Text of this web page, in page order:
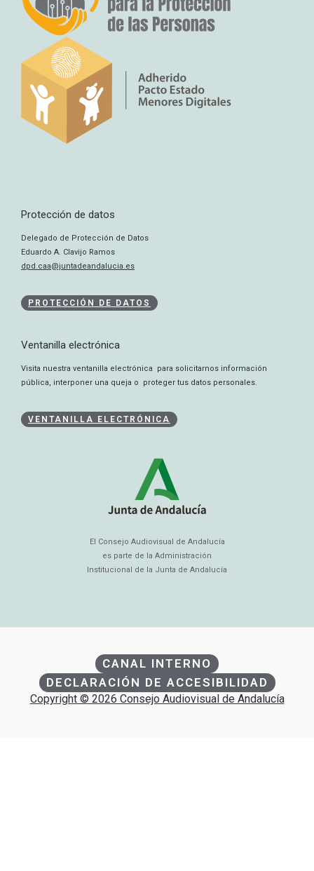
Protección de datos
Delegado de Protección de Datos
Eduardo A. Clavijo Ramos
dpd.caa@juntadeandalucia.es
PROTECCIÓN DE DATOS
Ventanilla electrónica
Visita nuestra ventanilla electrónica para solicitarnos información
pública, interponer una queja o proteger tus datos personales.
VENTANILLA ELECTRÓNICA
El Consejo Audiovisual de Andalucía
es parte de la Administración
Institucional de la Junta de Andalucía
CANAL INTERNO
DECLARACIÓN DE ACCESIBILIDAD
Copyright © 2026 Consejo Audiovisual de Andalucía